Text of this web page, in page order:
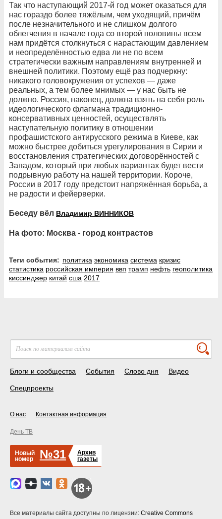
Так что наступающий 2017-й год может оказаться для
нас гораздо более тяжёлым, чем уходящий, причём
после незначительного и не слишком долгого
облегчения в начале года со второй половины всем
нам придётся столкнуться с нарастающим давлением
и неопределённостью едва ли не по всем
стратегически важным направлениям внутренней и
внешней политики. Поэтому ещё раз подчеркну:
никакого головокружения от успехов — даже
реальных, а тем более мнимых — у нас быть не
должно. Россия, наконец, должна взять на себя роль
идеологического флагмана традиционно-
консервативных ценностей, осуществлять
наступательную политику в отношении
профашистского антирусского режима в Киеве, как
можно быстрее добиться урегулирования в Сирии и
восстановления стратегических договорённостей с
Западом, который при любых вариантах будет вести
подрывную работу на нашей территории. Короче,
России в 2017 году предстоит напряжённая борьба, а
не радости и фейерверки.
Беседу вёл Владимир ВИННИКОВ
На фото: Москва - город контрастов
Теги события: политика экономика система кризис
статистика российская империя ввп трамп нефть геополитика
киссинджер китай сша 2017
Блоги и сообщества События Слово дня Видео
Спецпроекты
О нас Контактная информация
День ТВ
Новый
номер
№31
Архив
газеты
Все материалы сайта доступны по лицензии: Creative Commons